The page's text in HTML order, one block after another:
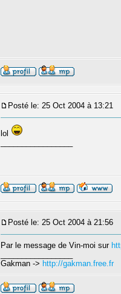
Posté le: 25 Oct 2004 à 13:21
lol
Posté le: 25 Oct 2004 à 21:56
Par le message de Vin-moi sur
Gakman -> http://gakman.free.fr